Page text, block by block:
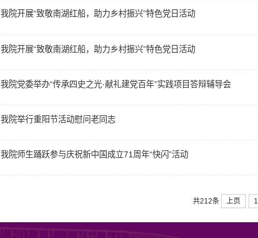
我院开展“致敬南湖红船，助力乡村振兴”特色党日活动
我院开展“致敬南湖红船，助力乡村振兴”特色党日活动
我院党委举办“传承四史之光·献礼建党百年”实践项目答辩辅导会
我院举行重阳节活动慰问老同志
我院师生踊跃参与庆祝新中国成立71周年“快闪”活动
共212条 上页 1